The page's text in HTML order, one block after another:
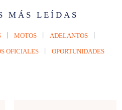
MÁS LEÍDAS
MOTOS ADELANTOS
OFICIALES OPORTUNIDADES